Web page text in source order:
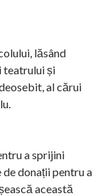
lăsând
teatrului și
al cărui
a sprijini
donații pentru a
această